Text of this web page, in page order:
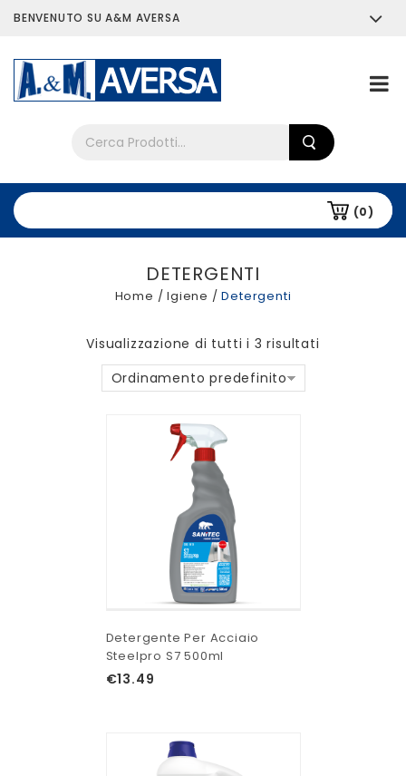
BENVENUTO SU A&M AVERSA
(0)
DETERGENTI
Home /Igiene /Detergenti
Visualizzazione di tutti i 3 risultati
Ordinamento predefinito
Detergente Per Acciaio
Steelpro S7 500ml
€13.49